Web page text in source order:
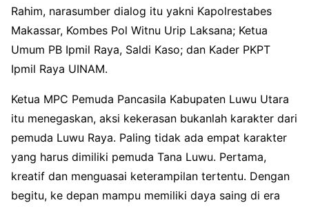
Rahim, narasumber dialog itu yakni Kapolrestabes
Makassar, Kombes Pol Witnu Urip Laksana; Ketua
Umum PB Ipmil Raya, Saldi Kaso; dan Kader PKPT
Ipmil Raya UINAM.
Ketua MPC Pemuda Pancasila Kabupaten Luwu Utara
itu menegaskan, aksi kekerasan bukanlah karakter dari
pemuda Luwu Raya. Paling tidak ada empat karakter
yang harus dimiliki pemuda Tana Luwu. Pertama,
kreatif dan menguasai keterampilan tertentu. Dengan
begitu, ke depan mampu memiliki daya saing di era